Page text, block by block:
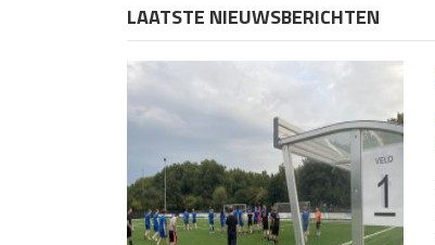
LAATSTE NIEUWSBERICHTEN